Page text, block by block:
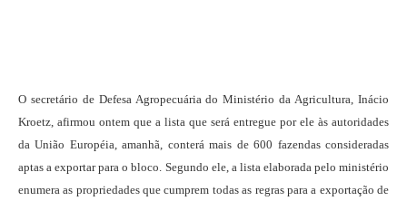
O secretário de Defesa Agropecuária do Ministério da Agricultura, Inácio
Kroetz, afirmou ontem que a lista que será entregue por ele às autoridades
da União Européia, amanhã, conterá mais de 600 fazendas consideradas
aptas a exportar para o bloco. Segundo ele, a lista elaborada pelo ministério
enumera as propriedades que cumprem todas as regras para a exportação de